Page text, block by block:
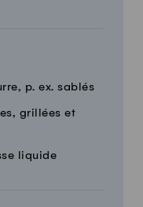
p. ex. sablés
grillées et
liquide